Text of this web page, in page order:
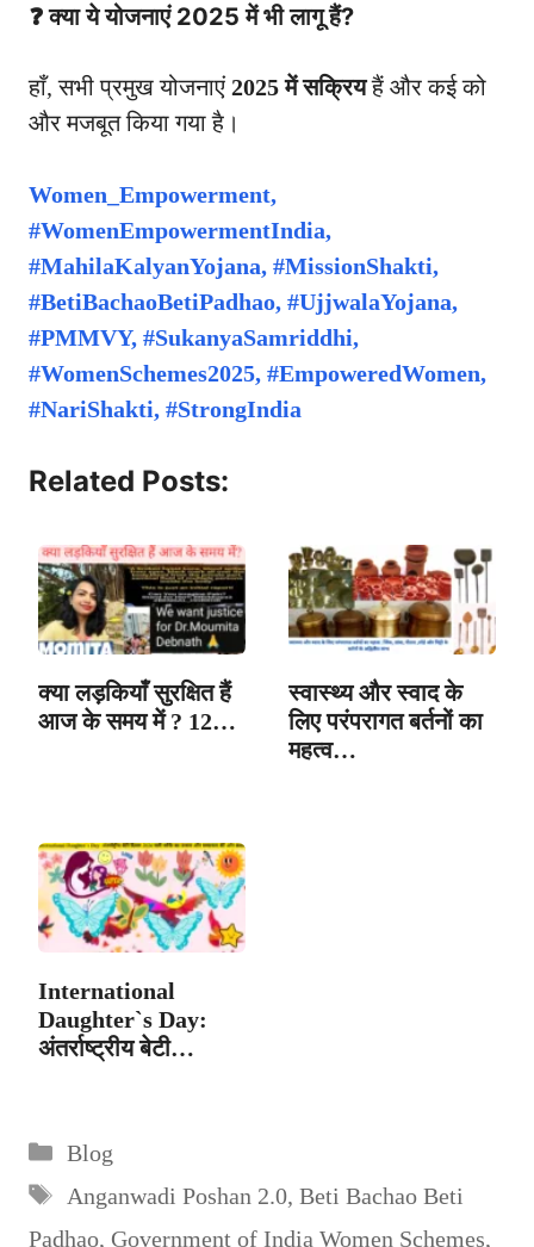
❓ क्या ये योजनाएं 2025 में भी लागू हैं?
हाँ, सभी प्रमुख योजनाएं 2025 में सक्रियहैं और कई को
और मजबूत किया गया है।
Women_Empowerment,
#WomenEmpowermentIndia,
#MahilaKalyanYojana, #MissionShakti,
#BetiBachaoBetiPadhao, #UjjwalaYojana,
#PMMVY, #SukanyaSamriddhi,
#WomenSchemes2025, #EmpoweredWomen,
#NariShakti, #StrongIndia
Related Posts:
क्या लड़कियाँ सुरक्षित हैं
आज के समय में ? 12…
स्वास्थ्य और स्वाद के
लिए परंपरागत बर्तनों का
महत्व…
International
Daughter`s Day:
अंतर्राष्ट्रीय बेटी…
Categories
Blog
Tags
Anganwadi Poshan 2.0, Beti Bachao Beti
Padhao, Government of India Women Schemes,